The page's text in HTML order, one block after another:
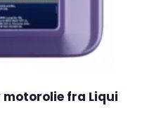
motorolie fra Liqui